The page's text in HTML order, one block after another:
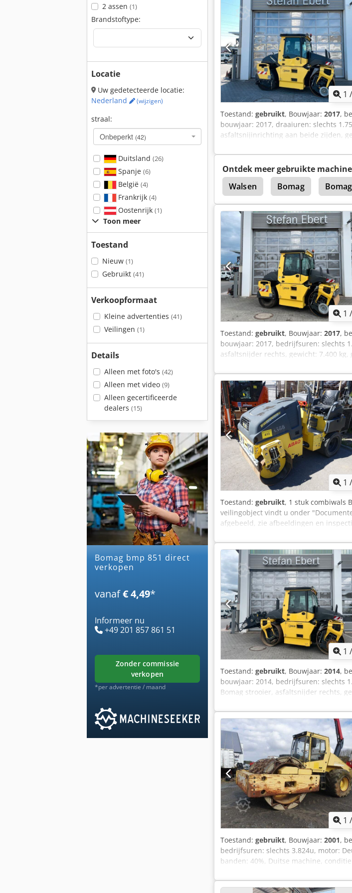
2 assen (1)
Brandstoftype:
Locatie
Uw gedetecteerde locatie:
Nederland
(wijzigen)
straal:
Onbeperkt (42)
Duitsland (26)
Spanje (6)
België (4)
Frankrijk (4)
Oostenrijk (1)
Toon meer
Toestand
Nieuw (1)
Gebruikt (41)
Verkoopformaat
Kleine advertenties (41)
Veilingen (1)
Details
Alleen met foto's (42)
Alleen met video (9)
Alleen gecertificeerde
dealers (15)
bomag bmp 851 direct
verkopen
vanaf€ 4,49*
Informeer nu
+49 201 857 861 51
zonder commissie
verkopen
*per advertentie / maand
1 /
Toestand: gebruikt, Bouwjaar: 2017,
bouwjaar: 2017, draaiuren: slechts
asfaltsnijinrichting aan beide zijden,
inzetbaar. Op verzoek maken wij u
hierbij graag te woord. Meer
voorbehouden! Verhuur mogelijk. =
Ebert voor meer informatie.
Ontdek meer gebruikte
Walsen
Bomag
Hamm 3518
1 /
Toestand: gebruikt, Bouwjaar: 2017,
bouwjaar: 2017, bedrijfsuren: slechts
asfaltsnijder rechts, gewicht: 7.400
kunnen wij u een lease- of
Meer informatie vindt u op onze
Dkjdpszq Tzmsfx Ad Rsr Verhuur
meer informatie.
1 /
Toestand: gebruikt, 1 stuk combiwals
veilingobject vindt u onder
afgebeeld, zie afbeeldingen en
1 /
Toestand: gebruikt, Bouwjaar: 2014,
bouwjaar: 2014, bedrijfsuren: slechts
Bomag strooier, asfaltsnijder rechts,
aanvraag bieden wij u graag een
woord. Meer informatie vindt u op
Uopfx Ad Rjkr Verhuur mogelijk. =
informatie.
1 /
Toestand: gebruikt, Bouwjaar: 2001,
bedrijfsuren: slechts 3.824u, motor:
banden: 40%, Duitse machine,
wij u een lease- of
informatie vindt u op onze website.